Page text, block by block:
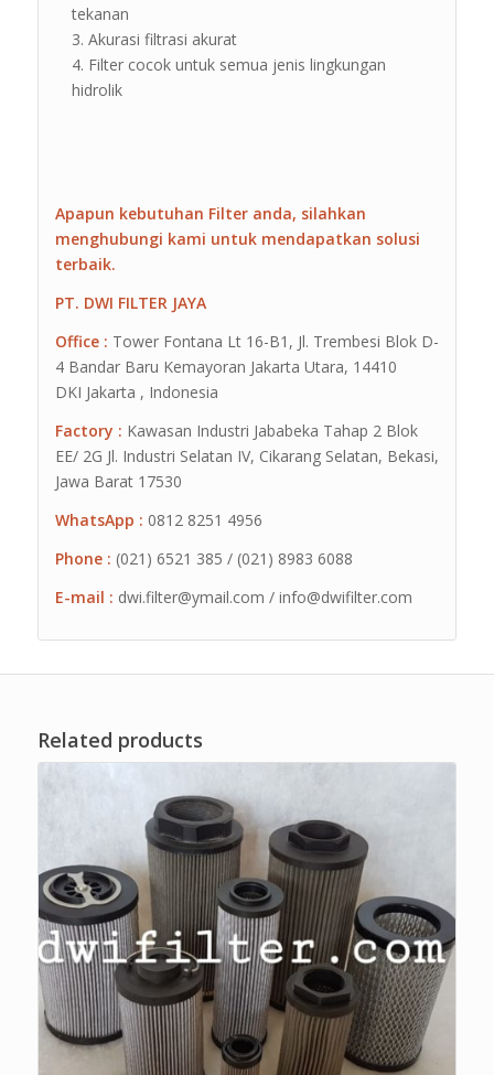
tekanan
Akurasi filtrasi akurat
Filter cocok untuk semua jenis lingkungan
hidrolik
Apapun kebutuhan Filter anda, silahkan
menghubungi kami untuk mendapatkan solusi
terbaik.
PT. DWI FILTER JAYA
Office : Tower Fontana Lt 16-B1, Jl. Trembesi Blok D-
4 Bandar Baru Kemayoran Jakarta Utara, 14410
DKI Jakarta , Indonesia
Factory : Kawasan Industri Jababeka Tahap 2 Blok
EE/ 2G Jl. Industri Selatan IV, Cikarang Selatan, Bekasi,
Jawa Barat 17530
WhatsApp : 0812 8251 4956
Phone : (021) 6521 385 / (021) 8983 6088
E-mail : dwi.filter@ymail.com / info@dwifilter.com
Related products